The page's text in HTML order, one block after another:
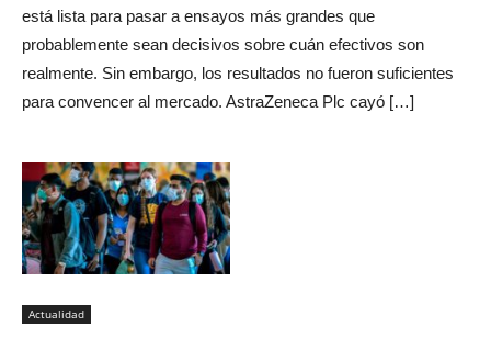
está lista para pasar a ensayos más grandes que
probablemente sean decisivos sobre cuán efectivos son
realmente. Sin embargo, los resultados no fueron suficientes
para convencer al mercado. AstraZeneca Plc cayó […]
Actualidad